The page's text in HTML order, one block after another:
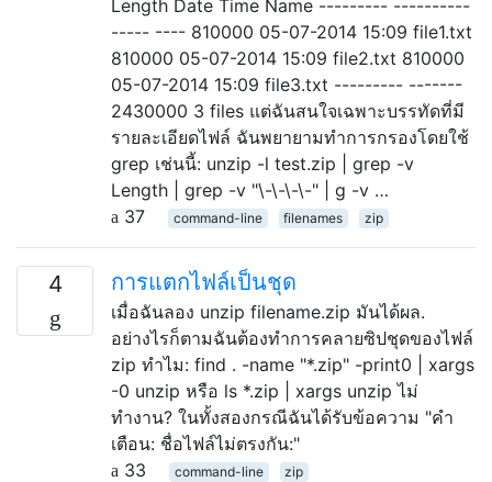
Length Date Time Name --------- ----------
----- ---- 810000 05-07-2014 15:09 file1.txt
810000 05-07-2014 15:09 file2.txt 810000
05-07-2014 15:09 file3.txt --------- -------
2430000 3 files แต่ฉันสนใจเฉพาะบรรทัดที่มี
รายละเอียดไฟล์ ฉันพยายามทำการกรองโดยใช้
grep เช่นนี้: unzip -l test.zip | grep -v
Length | grep -v "\-\-\-\-" | g -v …
37
command-line filenames zip
4 การแตกไฟล์เป็นชุด
เมื่อฉันลอง unzip filename.zip มันได้ผล.
อย่างไรก็ตามฉันต้องทำการคลายซิปชุดของไฟล์
zip ทำไม: find . -name "*.zip" -print0 | xargs
-0 unzip หรือ ls *.zip | xargs unzip ไม่
ทำงาน? ในทั้งสองกรณีฉันได้รับข้อความ "คำ
เตือน: ชื่อไฟล์ไม่ตรงกัน:"
33
command-line zip